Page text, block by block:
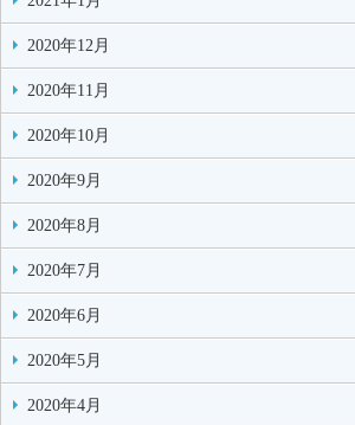
2020年12月
2020年11月
2020年10月
2020年9月
2020年8月
2020年7月
2020年6月
2020年5月
2020年4月